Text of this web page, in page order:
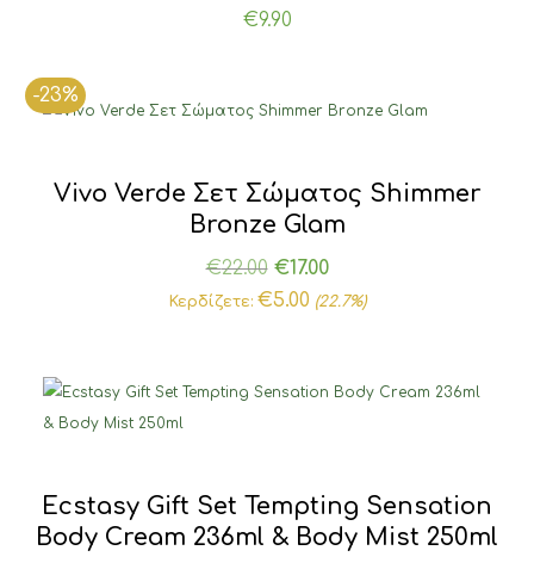
€9.90
-23%
Vivo Verde Σετ Σώματος Shimmer
Bronze Glam
€22.00 Original
price
€17.00Η
τρέχουσα
€17.00.
Κερδίζετε: €5.00 (22.7%)
Ecstasy Gift Set Tempting Sensation
Body Cream 236ml & Body Mist 250ml